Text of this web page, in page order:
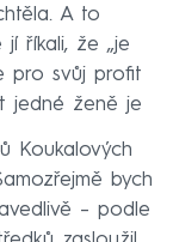
A to
jí říkali, že „je
pro svůj profit
jedné ženě je
Koukalových
bych
– podle